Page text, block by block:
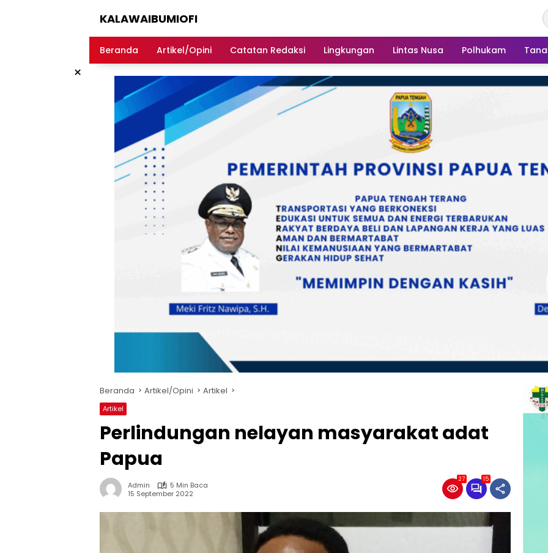
KALAWAIBUMIOFI
Dari
Beranda Artikel/Opini Catatan Redaksi Lingkungan Lintas Nusa Polhukam
×
Beranda Artikel/Opini Artikel
Artikel
Perlindungan nelayan masyarakat adat
Papua
Admin
5 Min Baca
15 September 2022
27 15